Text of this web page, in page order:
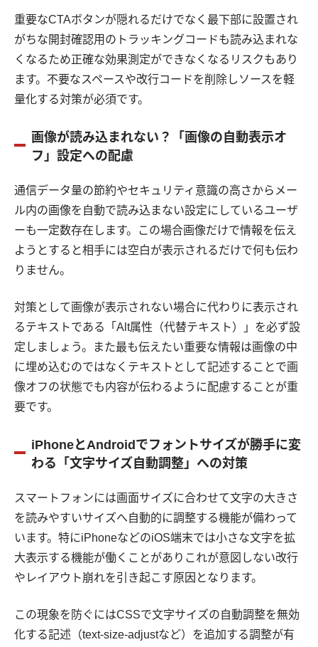
重要なCTAボタンが隠れるだけでなく最下部に設置され
がちな開封確認用のトラッキングコードも読み込まれな
くなるため正確な効果測定ができなくなるリスクもあり
ます。不要なスペースや改行コードを削除しソースを軽
量化する対策が必須です。
画像が読み込まれない？「画像の自動表示オ
フ」設定への配慮
通信データ量の節約やセキュリティ意識の高さからメー
ル内の画像を自動で読み込まない設定にしているユーザ
ーも一定数存在します。この場合画像だけで情報を伝え
ようとすると相手には空白が表示されるだけで何も伝わ
りません。
対策として画像が表示されない場合に代わりに表示され
るテキストである「Alt属性（代替テキスト）」を必ず設
定しましょう。また最も伝えたい重要な情報は画像の中
に埋め込むのではなくテキストとして記述することで画
像オフの状態でも内容が伝わるように配慮することが重
要です。
iPhoneとAndroidでフォントサイズが勝手に変
わる「文字サイズ自動調整」への対策
スマートフォンには画面サイズに合わせて文字の大きさ
を読みやすいサイズへ自動的に調整する機能が備わって
います。特にiPhoneなどのiOS端末では小さな文字を拡
大表示する機能が働くことがありこれが意図しない改行
やレイアウト崩れを引き起こす原因となります。
この現象を防ぐにはCSSで文字サイズの自動調整を無効
化する記述（text-size-adjustなど）を追加する調整が有